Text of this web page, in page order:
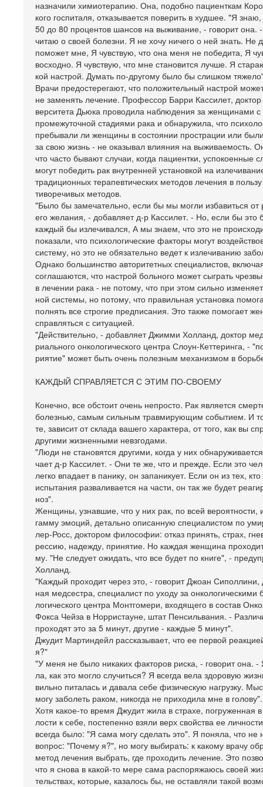
назначили химиотерапию. Она, подобно пациенткам
кого госпиталя, отказывается поверить в худшее. "Я
50 до 80 процентов шансов на выживание, - говорит она.
читаю о своей болезни. Я не хочу ничего о ней знать. Не
поможет мне, Я чувствую, что она меня не победита, Я
восходно. Я чувствую, что мне становится лучше. Я
кой настрой. Думать по-другому было бы слишком
Врачи предостерегают, что положительный настрой
не заменять лечение. Профессор Барри Кассилет,
верситета Дьюка проводила наблюдения за женщинами
промежуточной стадиями рака и обнаружила, что
пребывали ли женщины в состоянии прострации или
за свою жизнь - не оказывал влияния на выживаемость.
что часто бывают случаи, когда пациентки, успокоенные
могут победить рак внутренней установкой на
традиционных терапевтических методов лечения в
тиворечивых методов.
"Было бы замечательно, если бы мы могли избавиться от
его желания, - добавляет д-р Кассилет. - Но, если бы это
каждый бы излечивался, А мы знаем, что это не
показали, что психологические факторы могут
систему, но это не обязательно ведет к излечиванию
Однако большинство авторитетных специалистов,
соглашаются, что настрой больного может сыграть
в лечении рака - не потому, что при этом сильно
ной системы, но потому, что правильная установка
полнять все строгие предписания. Это также помогает
справляться с ситуацией.
"Действительно, - добавляет Джимми Холланд, доктор
риального онкологического центра Слоун-Кеттеринга, -
риятие" может быть очень полезным механизмом в
КАЖДЫЙ СПРАВЛЯЕТСЯ С ЭТИМ ПО-СВОЕМУ
Конечно, все обстоит очень непросто. Рак является
болезнью, самым сильным травмирующим событием. И
те, зависит от склада вашего характера, от того, как вы
другими жизненными невзгодами.
"Люди не становятся другими, когда у них
чает д-р Кассилет. - Они те же, что и прежде. Если это
легко впадает в панику, он запаникует. Если он из тех,
испытания разваливается на части, он так же будет
ноз".
Женщины, узнавшие, что у них рак, по всей вероятности,
гамму эмоций, детально описанную специалистом по
лер-Росс, доктором философии: отказ принять, страх,
рессию, надежду, принятие. Но каждая женщина
му. "Не следует ожидать, что все будет по книге", -
Холланд.
"Каждый проходит через это, - говорит Джоан
ная медсестра, специалист по уходу за
логического центра Монтгомери, входящего в состав
Фокса Чейза в Норристауне, штат Пенсильвания. -
проходят это за 5 минут, другие - каждые 5 минут".
Джудит Мартиндейл рассказывает, что ее первой
я?"
"У меня не было никаких факторов риска, - говорит она.
ла, как это могло случиться? Я всегда вела здоровую
вильно питалась и давала себе физическую нагрузку.
могу заболеть раком, никогда не приходила мне в голову".
Хотя какое-то время Джудит жила в страхе, погруженная
лости к себе, постепенно взяли верх свойства ее
всегда было: "Я сама могу сделать это". Я поняла, что не
вопрос: "Почему я?", но могу выбирать: к какому врачу
метод лечения выбрать, где проходить лечение. Это
что я снова в какой-то мере сама распоряжаюсь своей
тельствах, которые, казалось бы, не оставляли такой